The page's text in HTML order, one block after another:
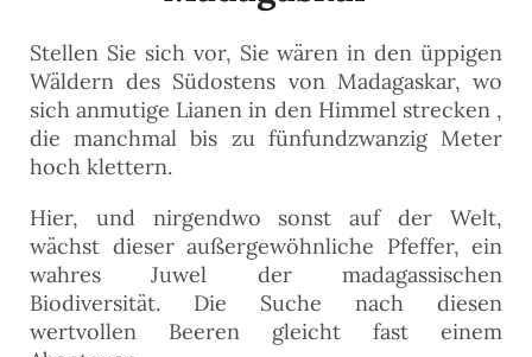
Stellen Sie sich vor, Sie wären in den üppigen
Wäldern des Südostens von Madagaskar, wo
sich anmutige Lianen in den Himmel strecken ,
die manchmal bis zu fünfundzwanzig Meter
hoch klettern.
Hier, und nirgendwo sonst auf der Welt,
wächst dieser außergewöhnliche Pfeffer, ein
wahres Juwel der madagassischen
Biodiversität. Die Suche nach diesen
wertvollen Beeren gleicht fast einem